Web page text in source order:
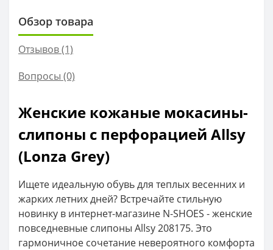
Обзор товара
Отзывов (1)
Вопросы (0)
Женские кожаные мокасины-
слипоны с перфорацией Allsy
(Lonza Grey)
Ищете идеальную обувь для теплых весенних и
жарких летних дней? Встречайте стильную
новинку в интернет-магазине N-SHOES - женские
повседневные слипоны Allsy 208175. Это
гармоничное сочетание невероятного комфорта